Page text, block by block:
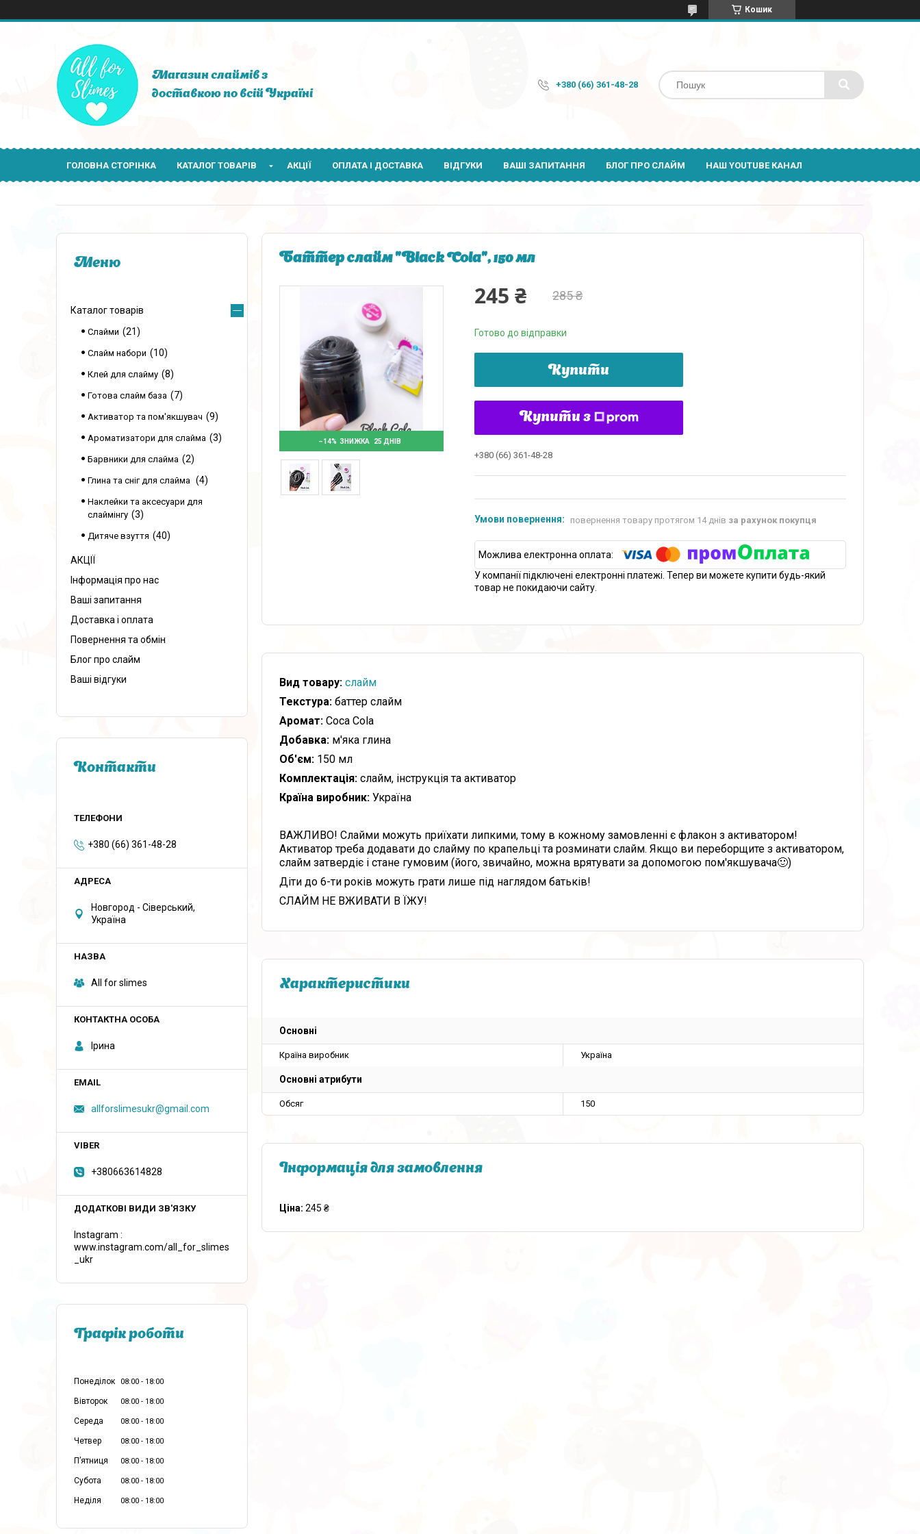
Кошик
Магазин слаймів з
доставкою по всій Україні
+380 (66) 361-48-28
ГОЛОВНА СТОРІНКА КАТАЛОГ ТОВАРІВ АКЦІЇ ОПЛАТА І ДОСТАВКА ВІДГУКИ ВАШІ ЗАПИТАННЯ БЛОГ ПРО СЛАЙМ НАШ YOUTUBE КАНАЛ
Баттер слайм "Black Cola", 150 мл
–14% 25 ДНІВ
285 ₴
245 ₴
Готово до відправки
Купити
Купити з
+380 (66) 361-48-28
повернення товару протягом 14 днів за рахунок покупця
У компанії підключені електронні платежі. Тепер ви можете купити будь-який
товар не покидаючи сайту.
Вид товару: слайм
Текстура: баттер слайм
Аромат: Coca Сola
Добавка: м'яка глина
Об'єм: 150 мл
Комплектація: слайм, інструкція та активатор
Країна виробник: Україна
ВАЖЛИВО! Слайми можуть приїхати липкими, тому в кожному замовленні є флакон з активатором!
Активатор треба додавати до слайму по крапельці та розминати слайм. Якщо ви переборщите з активатором,
слайм затвердіє і стане гумовим (його, звичайно, можна врятувати за допомогою пом'якшувача🙂)
Діти до 6-ти років можуть грати лише під наглядом батьків!
СЛАЙМ НЕ ВЖИВАТИ В ЇЖУ!
Характеристики
Основні
Країна виробник Україна
Основні атрибути
Обсяг 150
Інформація для замовлення
Ціна: 245 ₴
Каталог товарів
Слайми 21
Слайм набори 10
Клей для слайму 8
Готова слайм база 7
Активатор та пом'якшувач 9
Ароматизатори для слайма 3
Барвники для слайма 2
Глина та сніг для слайма 4
Наклейки та аксесуари для
слаймінгу
3
Дитяче взуття 40
АКЦІЇ
Інформація про нас
Ваші запитання
Доставка і оплата
Повернення та обмін
Блог про слайм
Ваші відгуки
Контакти
+380 (66) 361-48-28
Новгород - Сіверський,
Україна
All for slimes
Ірина
allforslimesukr@gmail.com
+380663614828
Instagram
www.instagram.com/all_for_slimes
_ukr
Графік роботи
Понеділок 08:00 18:00
Вівторок 08:00 18:00
Середа 08:00 18:00
Четвер 08:00 18:00
Пʼятниця 08:00 18:00
Субота 08:00 18:00
Неділя 08:00 18:00